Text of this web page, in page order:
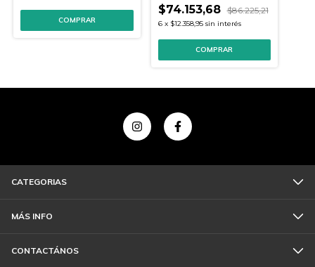
$74.153,68 $86.225,21
6 x $12.358,95 sin interés
CATEGORIAS
MÁS INFO
CONTACTÁNOS